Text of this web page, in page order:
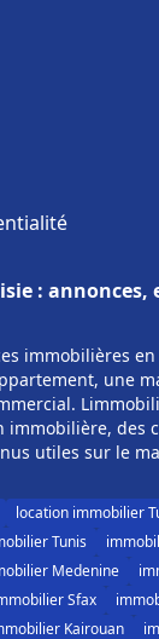
:
immobilières
une
immobilière, des
utiles sur le
location immobilier
Tunis
Medenine
Sfax
Kairouan